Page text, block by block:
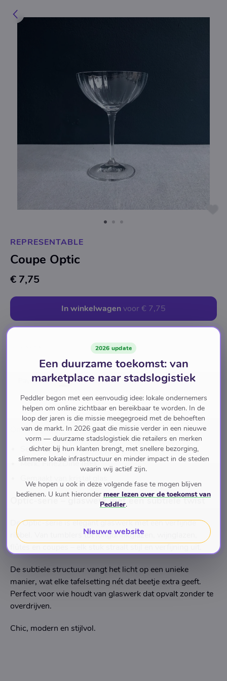
REPRESENTABLE
Coupe Optic
€ 7,75
In winkelwagenvoor€ 7,75
Pay with
Omschrijving
Serie: Optic
Merk: Fine2Dine (BE)
Optic-serie – glaswerk met een subtiele twist
De Optic-serie is elegant glaswerk met een verfijnde
ribbel. Van tumblers tot longdrinkglazen, wijnglazen,
De subtiele structuur vangt het licht op een unieke
manier, wat elke tafelsetting nét dat beetje extra geeft.
Perfect voor wie houdt van glaswerk dat opvalt zonder te
overdrijven.
Chic, modern en stijlvol.
2026 update
Een duurzame toekomst: van
marketplace naar stadslogistiek
Peddler begon met een eenvoudig idee: lokale ondernemers
helpen om online zichtbaar en bereikbaar te worden. In de
loop der jaren is die missie meegegroeid met de behoeften
van de markt. In 2026 gaat die missie verder in een nieuwe
vorm — duurzame stadslogistiek die retailers en merken
dichter bij hun klanten brengt, met snellere bezorging,
slimmere lokale infrastructuur en minder impact in de steden
waarin wij actief zijn.
We hopen u ook in deze volgende fase te mogen blijven
bedienen. U kunt hieronder meer lezen over de toekomst van
Peddler.
Nieuwe website